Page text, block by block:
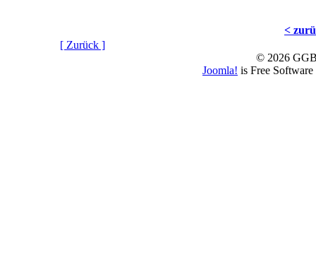
<
[ Zurück ]
© 2026
Joomla! is Free